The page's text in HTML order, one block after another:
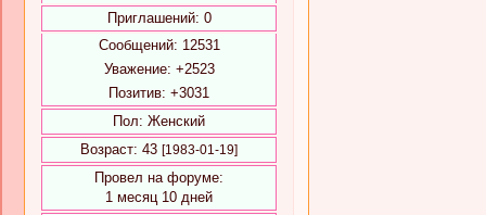
Приглашений: 0
Сообщений: 12531
Уважение: +2523
Позитив: +3031
Пол: Женский
Возраст: 43 [1983-01-19]
Провел на форуме:
1 месяц 10 дней